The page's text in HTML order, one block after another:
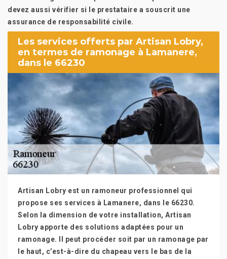
devez aussi vérifier si le prestataire a souscrit une
assurance de responsabilité civile.
Les services offerts par Artisan Lobry,
en termes de ramonage à Lamanere,
dans le 66230
Artisan Lobry est un ramoneur professionnel qui
propose ses services à Lamanere, dans le 66230.
Selon la dimension de votre installation, Artisan
Lobry apporte des solutions adaptées pour un
ramonage. Il peut procéder soit par un ramonage par
le haut, c’est-à-dire du chapeau vers le bas de la